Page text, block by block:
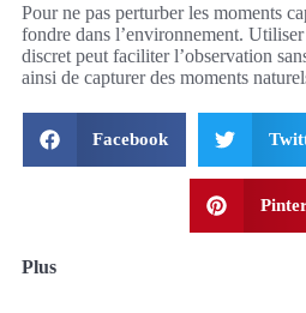
Pour ne pas perturber les moments
fondre dans l’environnement.
discret peut faciliter l’observation
ainsi de capturer des moments
Facebook
Plus